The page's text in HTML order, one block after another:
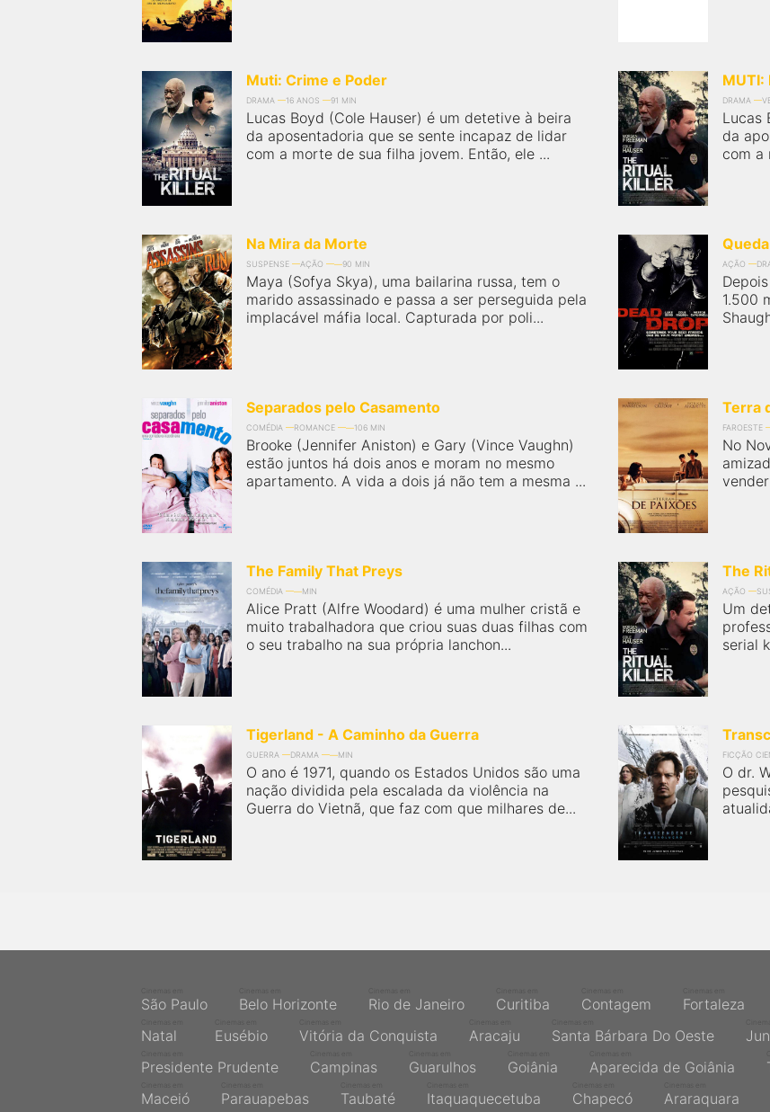
Muti: Crime e Poder
DRAMA 16 ANOS 91 MIN
Lucas Boyd (Cole Hauser) é um detetive à beira
da aposentadoria que se sente incapaz de lidar
com a morte de sua filha jovem. Então, ele ...
MUTI:
DRAMA
Lucas
da
com a
Na Mira da Morte
SUSPENSE AÇÃO 90 MIN
Maya (Sofya Skya), uma bailarina russa, tem o
marido assassinado e passa a ser perseguida pela
implacável máfia local. Capturada por poli...
AÇÃO
1.500
Separados pelo Casamento
COMÉDIA ROMANCE 106 MIN
Brooke (Jennifer Aniston) e Gary (Vince Vaughn)
estão juntos há dois anos e moram no mesmo
apartamento. A vida a dois já não tem a mesma ...
Terra
FAROESTE
No
The Family That Preys
COMÉDIA MIN
Alice Pratt (Alfre Woodard) é uma mulher cristã e
muito trabalhadora que criou suas duas filhas com
o seu trabalho na sua própria lanchon...
The
AÇÃO
Um
serial
Tigerland - A Caminho da Guerra
GUERRA DRAMA MIN
O ano é 1971, quando os Estados Unidos são uma
nação dividida pela escalada da violência na
Guerra do Vietnã, que faz com que milhares de...
FICÇÃO
O dr.
São Paulo Belo Horizonte Rio de Janeiro Curitiba Contagem Fortaleza
Natal Eusébio Vitória da Conquista Aracaju Santa Bárbara Do Oeste
Presidente Prudente Campinas Guarulhos Goiânia Aparecida de Goiânia
Maceió Parauapebas Taubaté Itaquaquecetuba Chapecó Araraquara